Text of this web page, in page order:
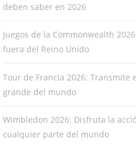
deben saber en 2026
Juegos de la Commonwealth
fuera del Reino Unido
Tour de Francia 2026: Transmite
grande del mundo
Wimbledon 2026: Disfruta la
cualquier parte del mundo